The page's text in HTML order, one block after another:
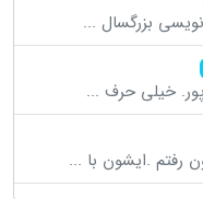
بزرگسال ...
خیلی حرف ...
رفتم .ایشون با ...